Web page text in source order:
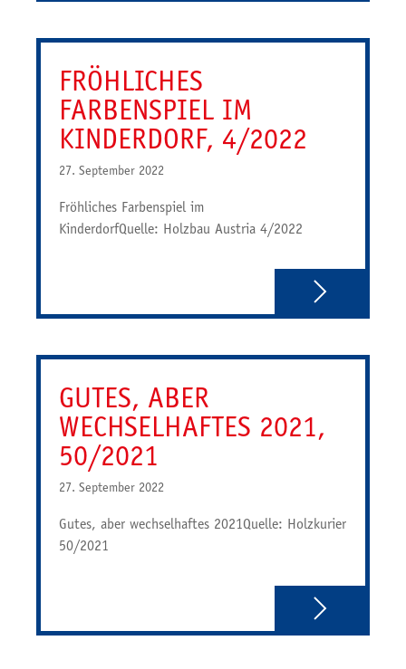
FRÖHLICHES
FARBENSPIEL IM
KINDERDORF, 4/2022
27. September 2022
Fröhliches Farbenspiel im
KinderdorfQuelle: Holzbau Austria 4/2022
GUTES, ABER
WECHSELHAFTES 2021,
50/2021
27. September 2022
Gutes, aber wechselhaftes 2021Quelle: Holzkurier
50/2021